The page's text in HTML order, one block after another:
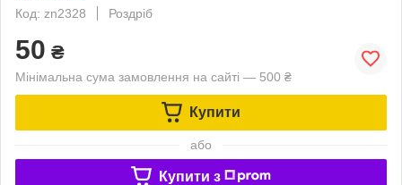
Код: zn2328
Роздріб
50 ₴
Мінімальна сума замовлення на сайті — 500 ₴
Купити
або
Купити з